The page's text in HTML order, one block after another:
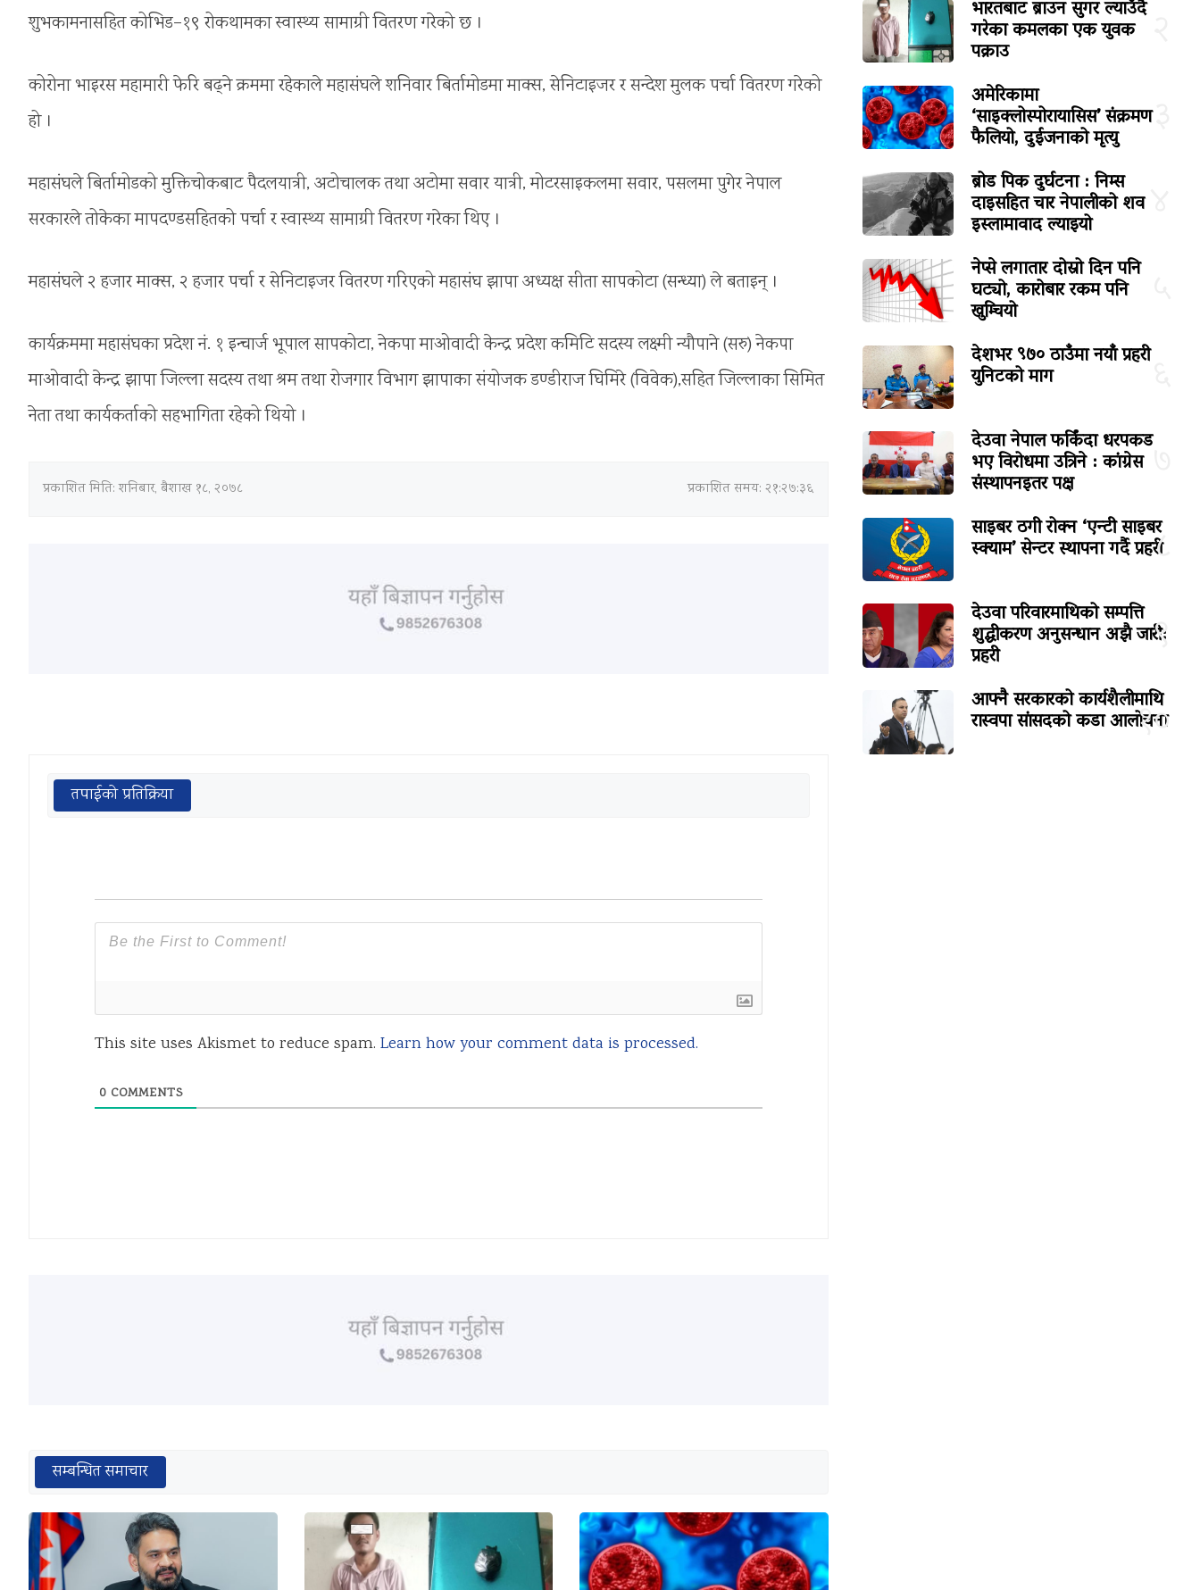
शुभकामनासहित कोभिड–१९ रोकथामका स्वास्थ्य सामाग्री वितरण गरेको छ ।
कोरोना भाइरस महामारी फेरि बढ्ने क्रममा रहेकाले महासंघले शनिवार बिर्तामोडमा माक्स, सेनिटाइजर र सन्देश मुलक पर्चा वितरण गरेको
हो ।
महासंघले बिर्तामोडको मुक्तिचोकबाट पैदलयात्री, अटोचालक तथा अटोमा सवार यात्री, मोटरसाइकलमा सवार, पसलमा पुगेर नेपाल
सरकारले तोकेका मापदण्डसहितको पर्चा र स्वास्थ्य सामाग्री वितरण गरेका थिए ।
महासंघले २ हजार माक्स, २ हजार पर्चा र सेनिटाइजर वितरण गरिएको महासंघ झापा अध्यक्ष सीता सापकोटा (सन्ध्या) ले बताइन् ।
कार्यक्रममा महासंघका प्रदेश नं. १ इन्चार्ज भूपाल सापकोटा, नेकपा माओवादी केन्द्र प्रदेश कमिटि सदस्य लक्ष्मी न्यौपाने (सरु) नेकपा
माओवादी केन्द्र झापा जिल्ला सदस्य तथा श्रम तथा रोजगार विभाग झापाका संयोजक डण्डीराज घिमिरे (विवेक),सहित जिल्लाका सिमित
नेता तथा कार्यकर्ताको सहभागिता रहेको थियो ।
प्रकाशित मिति:शनिबार, बैशाख १८, २०७८ प्रकाशित समय: २१:२७:३६
तपाईको प्रतिक्रिया
This site uses Akismet to reduce spam. Learn how your comment data is processed.
0 COMMENTS
सम्बन्धित समाचार
भारतबाट ब्राउन सुगर ल्याउँदै
गरेका कमलका एक युवक
पक्राउ
३
अमेरिकामा
‘साइक्लोस्पोरायासिस’ संक्रमण
फैलियो, दुईजनाको मृत्यु
ब्रोड पिक दुर्घटना : निम्स
दाइसहित चार नेपालीको शव
इस्लामावाद ल्याइयो
नेप्से लगातार दोस्रो दिन पनि
घट्यो, कारोबार रकम पनि
खुम्चियो
देशभर ९७० ठाउँमा नयाँ प्रहरी
युनिटको माग
७
देउवा नेपाल फर्किंदा धरपकड
भए विरोधमा उत्रिने : कांग्रेस
संस्थापनइतर पक्ष
८
साइबर ठगी रोक्न ‘एन्टी साइबर
स्क्याम’ सेन्टर स्थापना गर्दै प्रहरी
९
देउवा परिवारमाथिको सम्पत्ति
शुद्धीकरण अनुसन्धान अझै जारी:
प्रहरी
१०
आफ्नै सरकारको कार्यशैलीमाथि
रास्वपा सांसदको कडा आलोचना